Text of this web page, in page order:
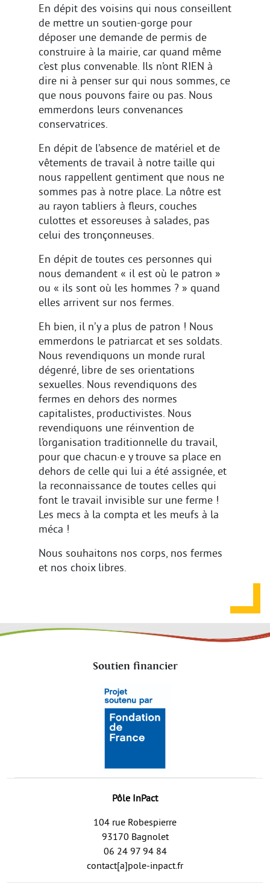
En dépit des voisins qui nous conseillent
de mettre un soutien-gorge pour
déposer une demande de permis de
construire à la mairie, car quand même
c’est plus convenable. Ils n’ont RIEN à
dire ni à penser sur qui nous sommes, ce
que nous pouvons faire ou pas. Nous
emmerdons leurs convenances
conservatrices.
En dépit de l’absence de matériel et de
vêtements de travail à notre taille qui
nous rappellent gentiment que nous ne
sommes pas à notre place. La nôtre est
au rayon tabliers à fleurs, couches
culottes et essoreuses à salades, pas
celui des tronçonneuses.
En dépit de toutes ces personnes qui
nous demandent « il est où le patron »
ou « ils sont où les hommes ? » quand
elles arrivent sur nos fermes.
Eh bien, il n’y a plus de patron ! Nous
emmerdons le patriarcat et ses soldats.
Nous revendiquons un monde rural
dégenré, libre de ses orientations
sexuelles. Nous revendiquons des
fermes en dehors des normes
capitalistes, productivistes. Nous
revendiquons une réinvention de
l’organisation traditionnelle du travail,
pour que chacun·e y trouve sa place en
dehors de celle qui lui a été assignée, et
la reconnaissance de toutes celles qui
font le travail invisible sur une ferme !
Les mecs à la compta et les meufs à la
méca !
Nous souhaitons nos corps, nos fermes
et nos choix libres.
Soutien financier
Pôle InPact
104 rue Robespierre
93170 Bagnolet
06 24 97 94 84
contact[a]pole-inpact.fr